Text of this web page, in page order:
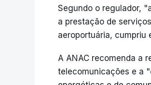
Segundo o regulador,
a prestação de
aeroportuária, cumpriu
A ANAC recomenda a
telecomunicações e a